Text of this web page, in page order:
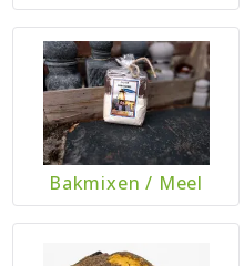
Bakmixen/ Meel